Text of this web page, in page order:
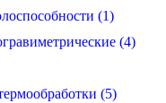
(1)
(4)
(5)